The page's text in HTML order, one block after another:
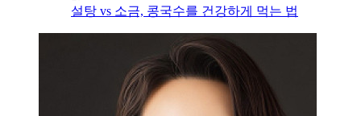
설탕 vs 소금, 콩국수를 건강하게 먹는 법